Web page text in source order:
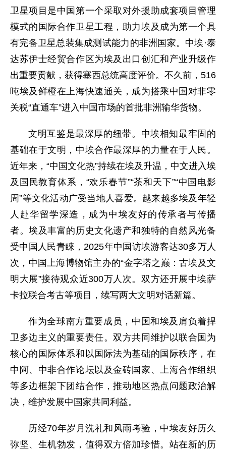
卫星项目是中国第一个采取对外援助成套项目管理
模式的国际合作卫星工程，助力埃及成为第一个具
有完备卫星总装集成测试能力的非洲国家。中埃·泰
达苏伊士经贸合作区为埃及出口创汇和产业升级作
出重要贡献，获得塞西总统高度评价。不久前，516
吨埃及鲜橙在上海快速通关，成为搭乘中国对非零
关税“直通车”进入中国市场的首批非洲输华货物。
文明互鉴是最深厚的纽带。中埃相知最牢固的
基础在于文明，中埃合作最深厚的力量在于人民。
近年来，“中国文化热”持续在埃及升温，中文进入埃
及国民教育体系，“欢乐春节”“茶和天下”“中国电影
周”等文化活动广受当地人喜爱。越来越多埃及年轻
人赴华留学深造，成为中埃友好的传承者与传播
者。埃及丰富的历史文化遗产和独特的自然风光备
受中国人民青睐，2025年中国访埃游客达30多万人
次，中国上海博物馆主办的“金字塔之巅：古埃及文
明大展”接待观众近300万人次。双方还开展中埃萨
卡拉联合考古等项目，续写两大文明对话新篇。
作为全球南方重要成员，中国和埃及肩负着捍
卫多边主义的重要责任。双方共同维护以联合国为
核心的国际体系和以国际法为基础的国际秩序，在
中阿、中非合作论坛以及金砖国家、上海合作组织
等多边框架下团结合作，推动地区热点问题政治解
决，维护发展中国家共同利益。
历经70年岁月洗礼和风雨考验，中埃友好历久
弥坚、生机勃发，值得双方倍加珍惜。站在新的历